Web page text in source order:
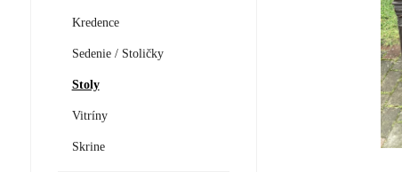
Kredence
Sedenie / Stoličky
Stoly
Vitríny
Skrine